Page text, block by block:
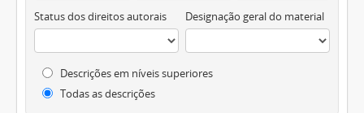
Status dos direitos autorais Designação geral do material
Descrições em níveis superiores
Todas as descrições